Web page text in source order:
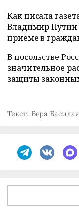
Как писала
Владимир Путин
приеме в
В посольстве
значительное
защиты
Текст: Вера Басилая